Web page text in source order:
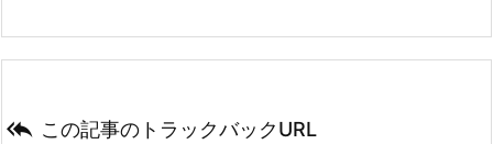
 この記事のトラックバックURL